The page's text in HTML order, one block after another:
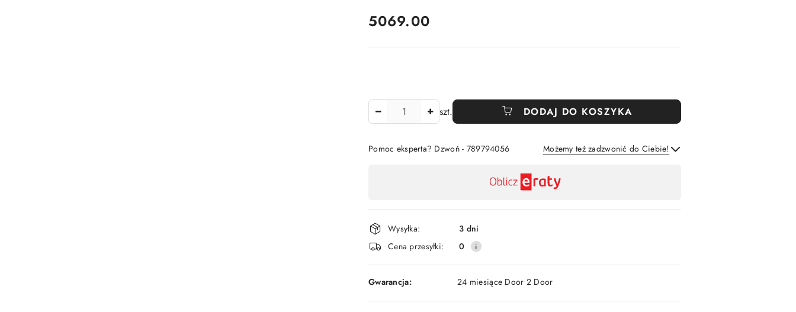
cena:
5069.00
szt. DODAJ DO KOSZYKA
Pomoc eksperta? Dzwoń - 789794056 Możemy też zadzwonić do Ciebie!
płatność
i
dostawa
Wysyłka:
3 dni
Cena przesyłki:
0
Gwarancja: 24 miesiące Door 2 Door